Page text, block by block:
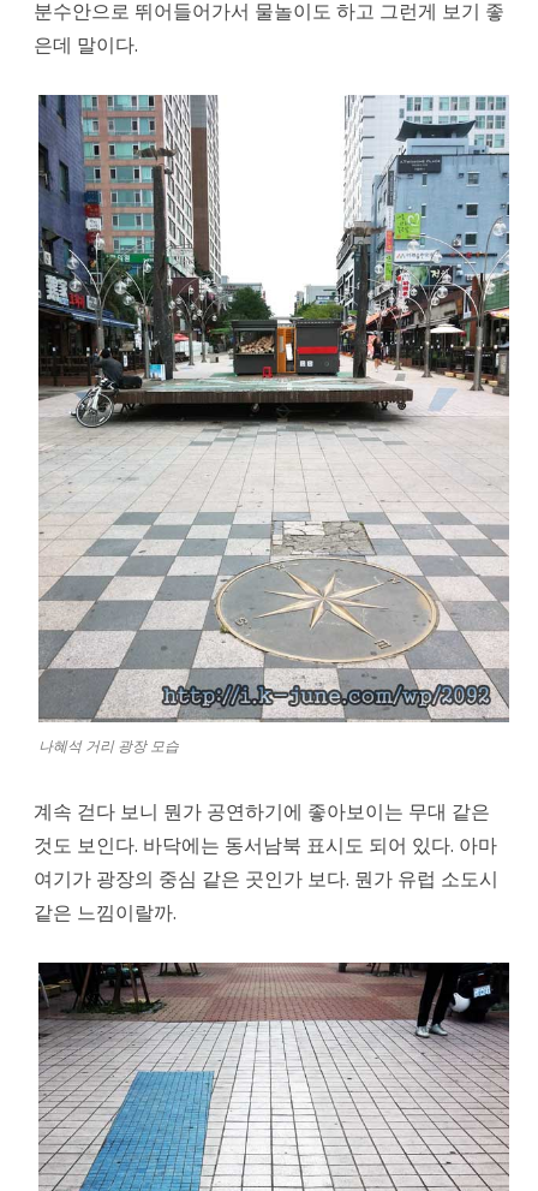
분수안으로 뛰어들어가서 물놀이도 하고 그런게 보기 좋
은데 말이다.
나혜석 거리 광장 모습
계속 걷다 보니 뭔가 공연하기에 좋아보이는 무대 같은
것도 보인다. 바닥에는 동서남북 표시도 되어 있다. 아마
여기가 광장의 중심 같은 곳인가 보다. 뭔가 유럽 소도시
같은 느낌이랄까.